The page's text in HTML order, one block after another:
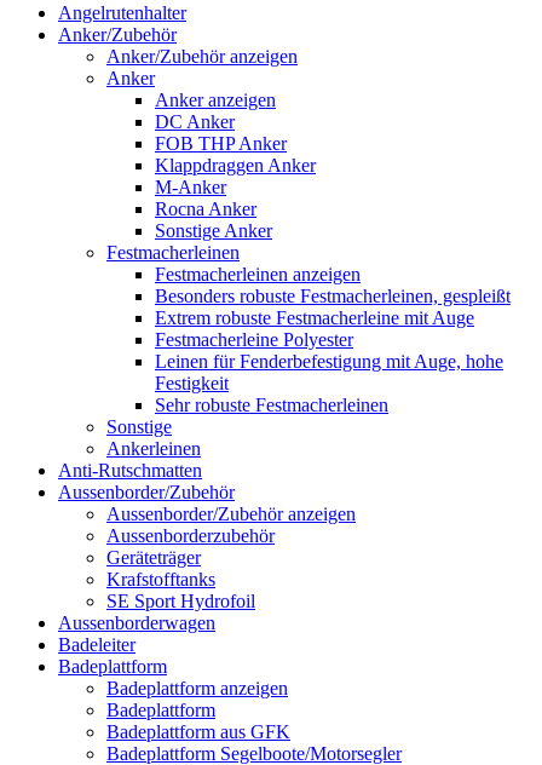
Angelrutenhalter
Anker/Zubehör
Anker/Zubehör anzeigen
Anker
Anker anzeigen
DC Anker
FOB THP Anker
Klappdraggen Anker
M-Anker
Rocna Anker
Sonstige Anker
Festmacherleinen
Festmacherleinen anzeigen
Besonders robuste Festmacherleinen, gespleißt
Extrem robuste Festmacherleine mit Auge
Festmacherleine Polyester
Leinen für Fenderbefestigung mit Auge, hohe
Festigkeit
Sehr robuste Festmacherleinen
Sonstige
Ankerleinen
Anti-Rutschmatten
Aussenborder/Zubehör
Aussenborder/Zubehör anzeigen
Aussenborderzubehör
Geräteträger
Krafstofftanks
SE Sport Hydrofoil
Aussenborderwagen
Badeleiter
Badeplattform
Badeplattform anzeigen
Badeplattform
Badeplattform aus GFK
Badeplattform Segelboote/Motorsegler